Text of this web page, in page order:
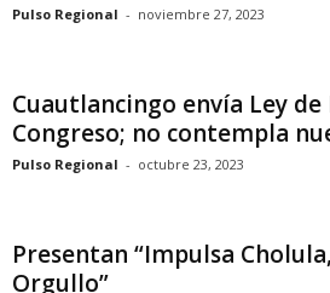
Pulso Regional - noviembre 27, 2023
Cuautlancingo envía Ley de
Congreso; no contempla
Pulso Regional - octubre 23, 2023
Presentan “Impulsa
Orgullo”